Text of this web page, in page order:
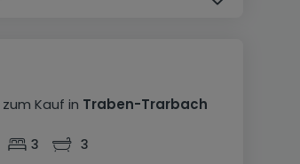
zum Kauf in Traben-Trarbach
3 3